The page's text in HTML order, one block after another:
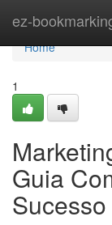
ez-Home
Home
1
Guia
Sucesso